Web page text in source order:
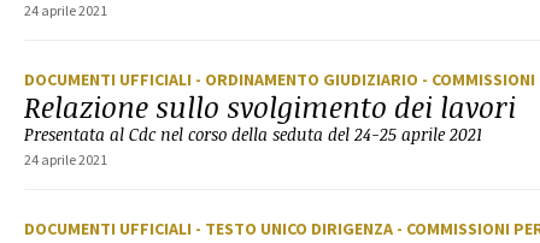
24 aprile 2021
DOCUMENTI UFFICIALI - ORDINAMENTO GIUDIZIARIO -
Relazione sullo svolgimento dei lavori
Presentata al Cdc nel corso della seduta del 24-25 aprile 2021
24 aprile 2021
DOCUMENTI UFFICIALI - TESTO UNICO DIRIGENZA - COMMISSIONI